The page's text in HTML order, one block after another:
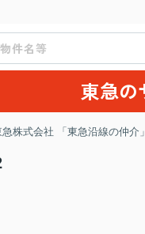
東急の
株式会社 「東急沿線の仲介」